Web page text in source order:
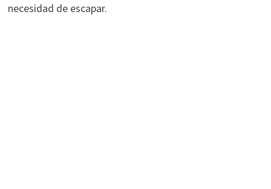
necesidad de escapar.